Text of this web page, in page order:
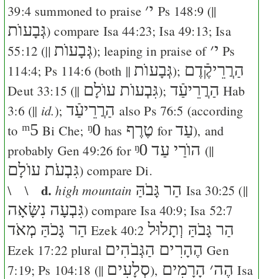
39:4summoned to praise ׳י Ps 148:9 (||
גְּבָעוֺת) compare Isa 44:23;Isa 49:13;Isa
55:12 (|| גְּבָעוֺת); leaping in praise of ׳י Ps
114:4;Ps 114:6(both ||גְּבָעוֺת); הַרֲרֵיקֶֿדֶם
Deut 33:15 (|| גִּבְעוֺת עוֺלָם); הַרֲרֵיעַֿד Hab
3:6(|| id.); הַרֲרֵיעַֿד alsoPs 76:5 (according
to ᵐ5 Bi Che; ᵑ0 has טֶרֶף forעַד), and
probably Gen 49:26 forᵑ0 הוֺרַי עַד (||
גִּבְעֹת עוֺלָם) compareDi.
\ \ d. high mountain הַר גָּבֹהַּ Isa 30:25 (||
גִּבְעָה נִשָּׂאָה) compareIsa 40:9; Isa 52:7
הַר גָּכֹהַּ מְאֹד Ezek 40:2 הַר גָּבֹהַּ וְתָלוּל
Ezek 17:22plural הֶהָרִים הַגְּבֹהִים Gen
7:19;Ps 104:18 (|| סְלָעִים), הָרָמִים ׳הֶה Isa